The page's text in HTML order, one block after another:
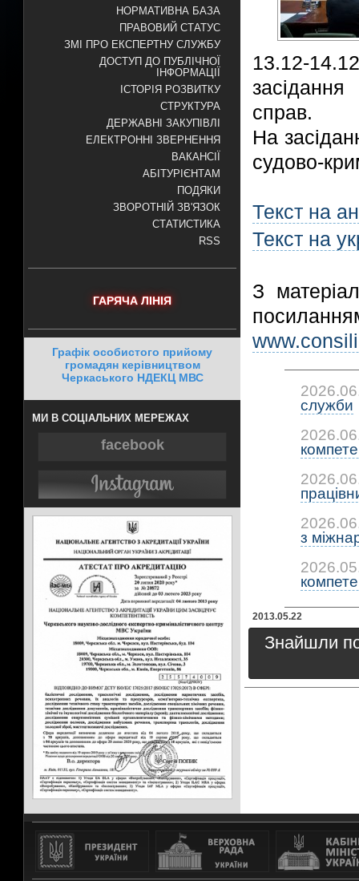
НОРМАТИВНА БАЗА
ПРАВОВИЙ СТАТУС
ЗМІ ПРО ЕКСПЕРТНУ СЛУЖБУ
ДОСТУП ДО ПУБЛІЧНОЇ
ІНФОРМАЦІЇ
ІСТОРІЯ РОЗВИТКУ
СТРУКТУРА
ДЕРЖАВНІ ЗАКУПІВЛІ
ЕЛЕКТРОННІ ЗВЕРНЕННЯ
ВАКАНСІЇ
АБІТУРІЄНТАМ
ПОДЯКИ
ЗВОРОТНІЙ ЗВ'ЯЗОК
СТАТИСТИКА
RSS
ГАРЯЧА ЛІНІЯ
Графік особистого прийому
громадян керівництвом
Черкаського НДЕКЦ МВС
МИ В СОЦІАЛЬНИХ МЕРЕЖАХ
facebook
13.12-
справ.
На
судово-
Текст на
Текст на
З
служби
з
2013.05.22
Знайшли